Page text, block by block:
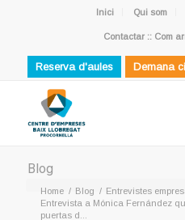
Inici Qui som
Contactar :: Com
Reserva d'aules Demana
Blog
Home / Blog / Entrevistes
Entrevista a Mónica Fernández
puertas d...